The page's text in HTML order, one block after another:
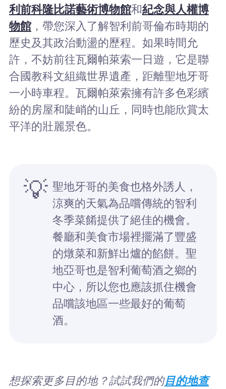
利前科隆比諾藝術博物館和紀念與人權博
物館，帶您深入了解智利前哥倫布時期的
歷史及其政治動盪的歷程。如果時間允
許，不妨前往瓦爾帕萊索一日遊，它是聯
合國教科文組織世界遺產，距離聖地牙哥
一小時車程。瓦爾帕萊索擁有許多色彩繽
紛的房屋和陡峭的山丘，同時也能欣賞太
平洋的壯麗景色。
💡 聖地牙哥的美食也格外誘人，
涼爽的天氣為品嚐傳統的智利
冬季菜餚提供了絕佳的機會。
餐廳和美食市場裡擺滿了豐盛
的燉菜和新鮮出爐的餡餅。聖
地亞哥也是智利葡萄酒之鄉的
中心，所以您也應該抓住機會
品嚐該地區一些最好的葡萄
酒。
想探索更多目的地？試試我們的目的地查